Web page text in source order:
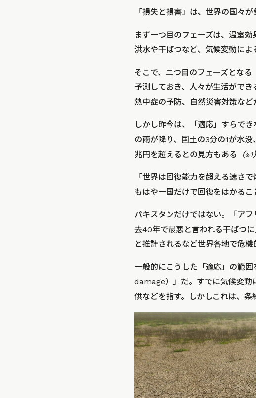
「損失と損害」は、世界の国々
まず一つ目のフェーズは、温室
洪水や干ばつなど、気候変動によ
そこで、二つ目のフェーズとな
予測しておき、人々が生活ができ
熱中症の予防、自然災害対策など
しかし昨今は、「適応」すらで
の雨が降り、国土の3分の1が水
兆円を超えるとの見方もある
（※1）
「世界は回復能力を超える速さで
もはや一国だけで回復をはかる
パキスタンだけではない。「ア
去40年で最悪と言われる干ばつ
と推計されるなど世界各地で危
一般的にこうした「適応」の範
damage）」だ。すでに気候変動
供などを指す。しかしこれは、条